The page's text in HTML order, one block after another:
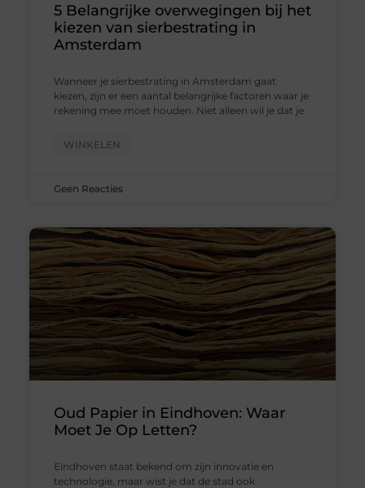
5 Belangrijke overwegingen bij het
kiezen van sierbestrating in
Amsterdam
Wanneer je sierbestrating in Amsterdam gaat
kiezen, zijn er een aantal belangrijke factoren waar je
rekening mee moet houden. Niet alleen wil je dat je
WINKELEN
Geen Reacties
Oud Papier in Eindhoven: Waar
Moet Je Op Letten?
Eindhoven staat bekend om zijn innovatie en
technologie, maar wist je dat de stad ook